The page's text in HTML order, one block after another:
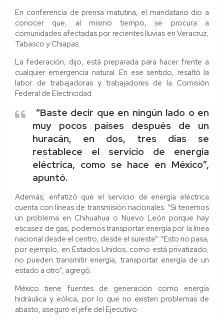
En conferencia de prensa matutina, el mandatario dio a
conocer que, al mismo tiempo, se procura a
comunidades afectadas por recientes lluvias en Veracruz,
Tabasco y Chiapas.
La federación, dijo, está preparada para hacer frente a
cualquier emergencia natural. En ese sentido, resaltó la
labor de trabajadoras y trabajadores de la Comisión
Federal de Electricidad.
“Baste decir que en ningún lado o en
muy pocos países después de un
huracán, en dos, tres días se
restablece el servicio de energía
eléctrica, como se hace en México”,
apuntó.
Además, enfatizó que el servicio de energía eléctrica
cuenta con líneas de transmisión nacionales. “Si tenemos
un problema en Chihuahua o Nuevo León porque hay
escasez de gas, podemos transportar energía por la línea
nacional desde el centro, desde el sureste”. “Esto no pasa,
por ejemplo, en Estados Unidos, como está privatizado,
no pueden transmitir energía, transportar energía de un
estado a otro”, agregó.
México tiene fuentes de generación como energía
hidráulica y eólica, por lo que no existen problemas de
abasto, aseguró el jefe del Ejecutivo.